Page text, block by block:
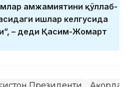
ҳамжамиятини қўллаб-
ишлар келгусида
– деди Қасим-Жомарт